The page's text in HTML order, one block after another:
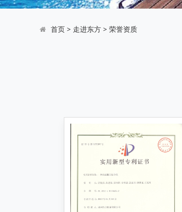
首页> 走进东方> 荣誉资质